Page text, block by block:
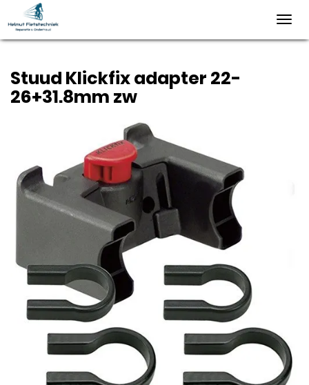
Stuud Klickfix adapter 22-
26+31.8mm zw